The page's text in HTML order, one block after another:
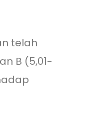
telah
B (5,01-